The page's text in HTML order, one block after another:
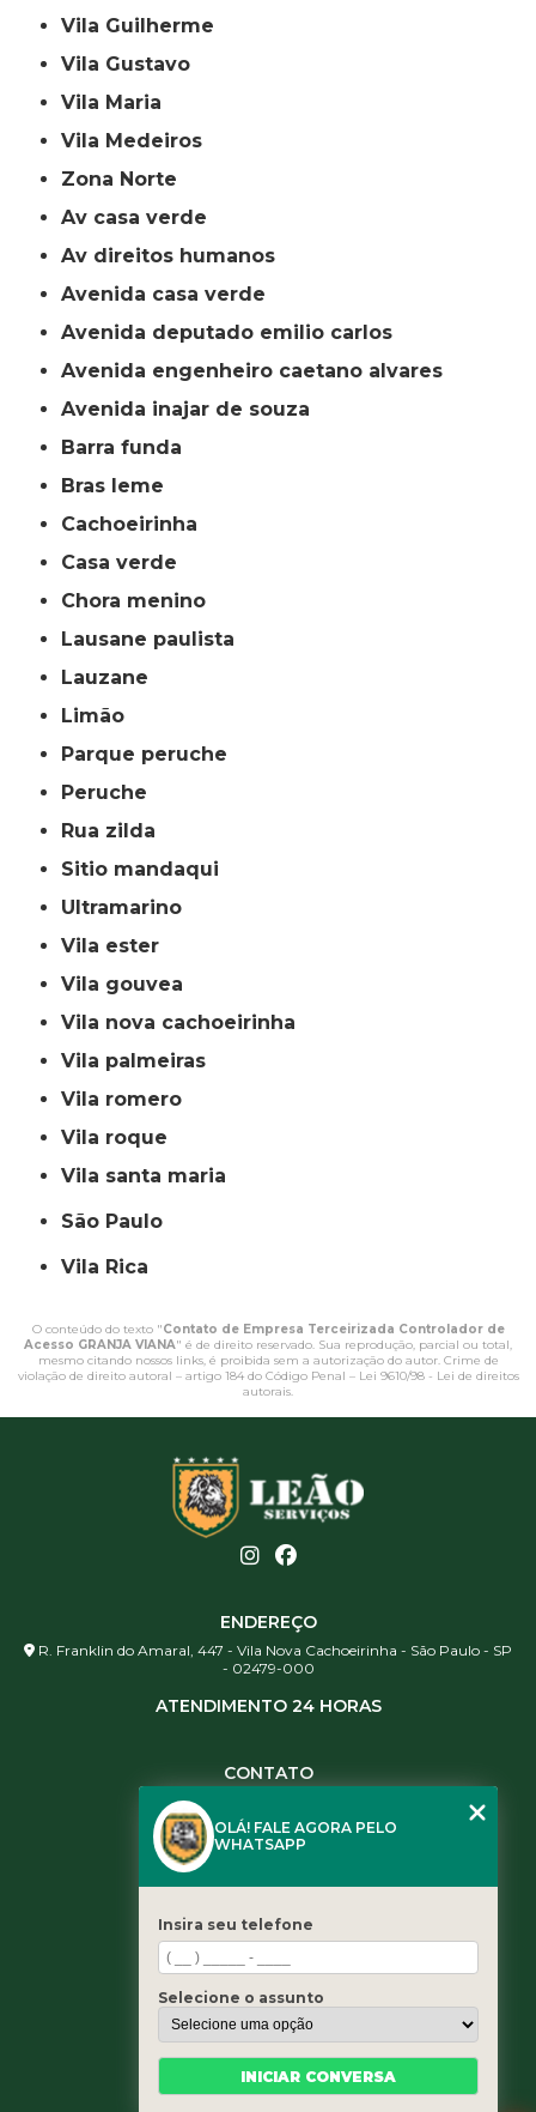
Vila Guilherme
Vila Gustavo
Vila Maria
Vila Medeiros
Zona Norte
av casa verde
av direitos humanos
avenida casa verde
avenida deputado emilio carlos
avenida engenheiro caetano alvares
avenida inajar de souza
barra funda
bras leme
cachoeirinha
casa verde
chora menino
lausane paulista
lauzane
limão
parque peruche
peruche
rua zilda
sitio mandaqui
ultramarino
vila ester
vila gouvea
vila nova cachoeirinha
vila palmeiras
vila romero
vila roque
vila santa maria
São Paulo
Vila Rica
O conteúdo do texto "Contato de Empresa Terceirizada Controlador de
Acesso GRANJA VIANA" é de direito reservado. Sua reprodução, parcial ou total,
mesmo citando nossos links, é proibida sem a autorização do autor. Crime de
violação de direito autoral – artigo 184 do Código Penal – Lei 9610/98 - Lei de direitos
autorais.
ENDEREÇO
R. Franklin do Amaral, 447 - Vila Nova Cachoeirinha - São Paulo - SP
- 02479-000
ATENDIMENTO 24 HORAS
CONTATO
(11) 3461-5871
contato@leaoservicos.com.br
Home
Quem somos
Serviços
Blog
OLÁ! FALE AGORA PELO
WHATSAPP
Insira seu telefone
Selecione o assunto
INICIAR CONVERSA